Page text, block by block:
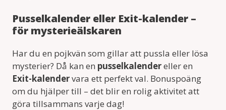
Pusselkalender eller Exit-kalender –
för mysterieälskaren
Har du en pojkvän som gillar att pussla eller lösa
mysterier? Då kan en pusselkalendereller en
Exit-kalendervara ett perfekt val. Bonuspoäng
om du hjälper till – det blir en rolig aktivitet att
göra tillsammans varje dag!